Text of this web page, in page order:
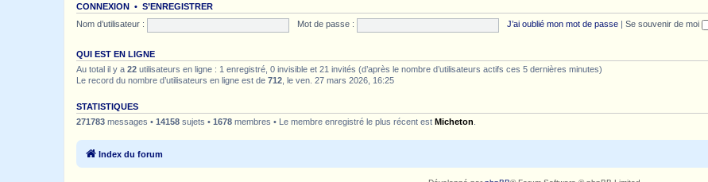
CONNEXION • S’ENREGISTRER
Nom d’utilisateur :
Mot de passe : J’ai oublié mon mot de passe Se souvenir de moi
QUI EST EN LIGNE
Au total il y a 22 utilisateurs en ligne : 1 enregistré, 0 invisible et 21 invités (d’après le nombre d’utilisateurs actifs ces 5 dernières minutes)
Le record du nombre d’utilisateurs en ligne est de 712 , le ven. 27 mars 2026, 16:25
STATISTIQUES
271783 messages • 14158 sujets • 1678 membres • Le membre enregistré le plus récent est Micheton
Index du forum